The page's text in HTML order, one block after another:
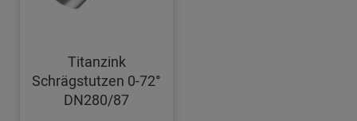
Titanzink
Schrägstutzen 0-72°
DN280/87